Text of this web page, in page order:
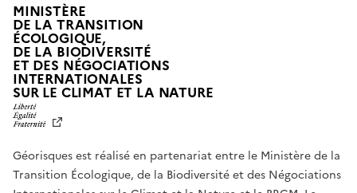
MINISTÈRE
DE LA TRANSITION
ÉCOLOGIQUE,
DE LA BIODIVERSITÉ
ET DES NÉGOCIATIONS
INTERNATIONALES
SUR LE CLIMAT ET LA NATUREL
T
É
,
Géorisques est réalisé en partenariat entre le Ministère de la
Transition Écologique, de la Biodiversité et des Négociations